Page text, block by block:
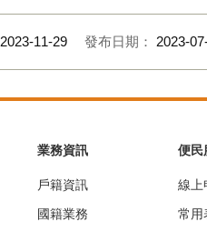
2023-11-29 發布日期： 2023-
業務資訊
戶籍資訊
國籍業務
便民
線上
常用